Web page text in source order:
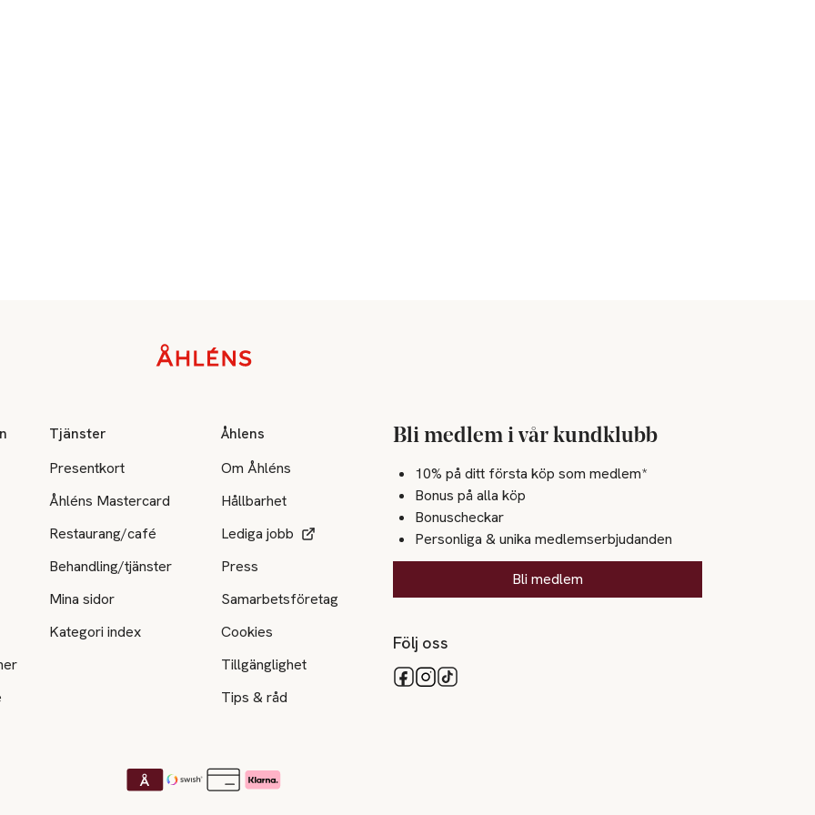
Tjänster
Presentkort
Åhléns Mastercard
Restaurang/café
Behandling/tjänster
Mina sidor
Kategori index
Åhlens
Om Åhléns
Hållbarhet
Lediga jobb
Press
Samarbetsföretag
Cookies
Tillgänglighet
Tips & råd
Bli medlem i vår kundklubb
10% på ditt första köp som medlem*
Bonus på alla köp
Bonuscheckar
Personliga & unika medlemserbjudanden
Bli medlem
Följ oss